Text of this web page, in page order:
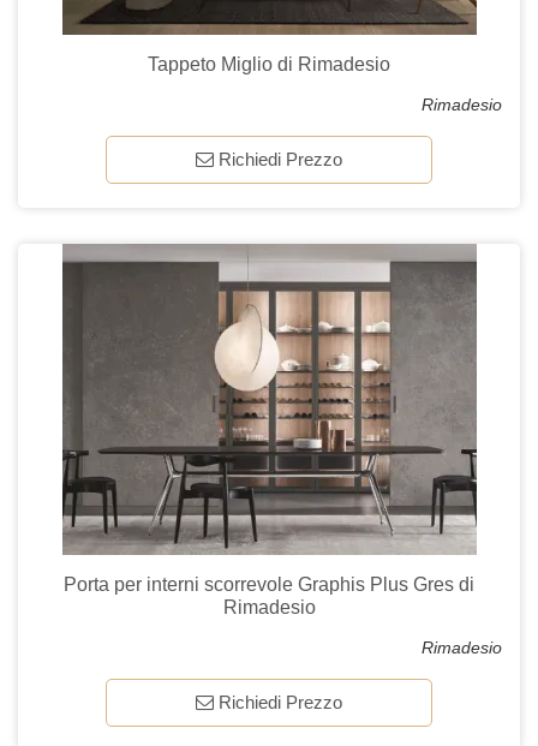
Tappeto Miglio di Rimadesio
Rimadesio
Richiedi Prezzo
Porta per interni scorrevole Graphis Plus Gres di
Rimadesio
Rimadesio
Richiedi Prezzo